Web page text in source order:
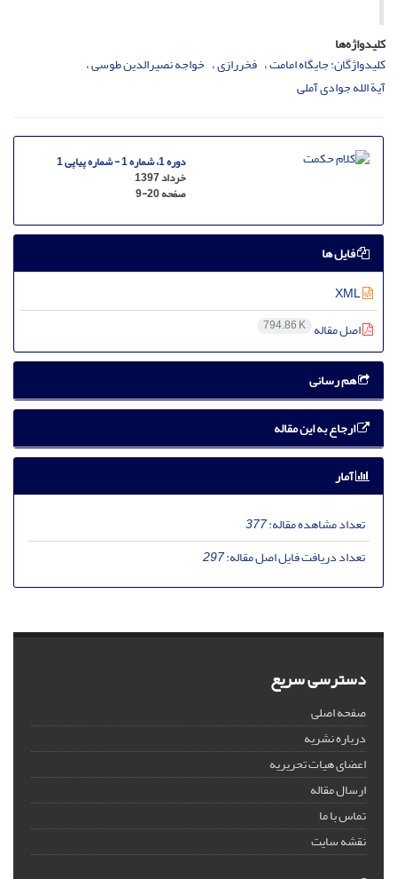
کلیدواژه‌ها
کلید‌واژگان: جایگاه امامت فخررازی خواجه نصیرالدین طوسی
آیة الله جوادی آملی
دوره 1، شماره 1 - شماره پیاپی 1
خرداد 1397
صفحه9-20
فایل ها
اصل مقاله 794.86 K
هم رسانی
ارجاع به این مقاله
آمار
تعداد مشاهده مقاله:377
تعداد دریافت فایل اصل مقاله:297
دسترسی سریع
صفحه اصلی
درباره نشریه
اعضای هیات تحریریه
ارسال مقاله
تماس با ما
نقشه سایت